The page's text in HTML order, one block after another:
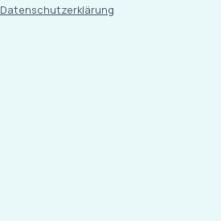
Datenschutzerklärung